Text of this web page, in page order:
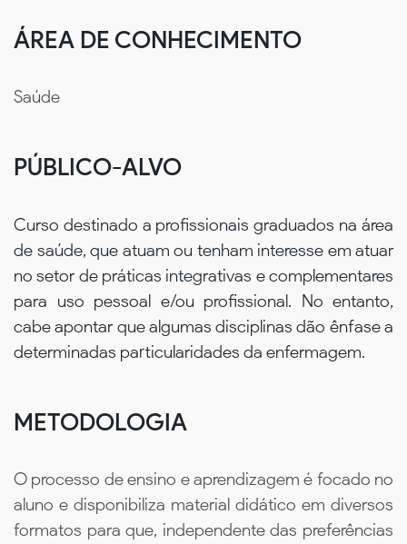
ÁREA DE CONHECIMENTO
Saúde
PÚBLICO-ALVO
Curso destinado a profissionais graduados na área
de saúde, que atuam ou tenham interesse em atuar
no setor de práticas integrativas e complementares
para uso pessoal e/ou profissional. No entanto,
cabe apontar que algumas disciplinas dão ênfase a
determinadas particularidades da enfermagem.
METODOLOGIA
O processo de ensino e aprendizagem é focado no
aluno e disponibiliza material didático em diversos
formatos para que, independente das preferências